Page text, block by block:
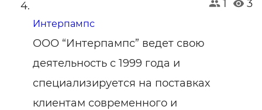
1 3
Интерпампс
ООО “Интерпампс” ведет свою
деятельность с 1999 года и
специализируется на поставках
клиентам современного и